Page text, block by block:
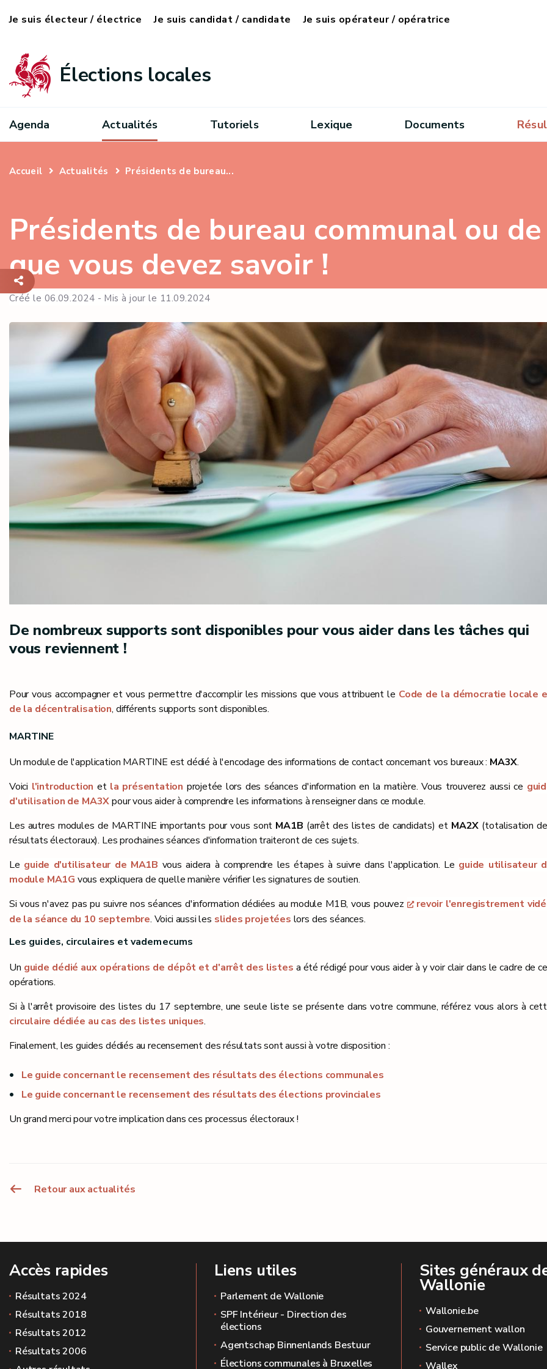
Je suis électeur / électrice Je suis candidat / candidate Je suis opérateur / opératrice
Élections locales
Agenda Actualités Tutoriels Lexique Documents
Accueil Actualités Présidents de bureau...
Présidents de bureau communal ou
que vous devez savoir !
Créé le 06.09.2024 - Mis à jour le 11.09.2024
De nombreux supports sont disponibles pour vous aider dans les tâches qui
vous reviennent !
Pour vous accompagner et vous permettre d'accomplir les missions que vous attribuent le Code de la démocratie locale
de la décentralisation, différents supports sont disponibles.
MARTINE
Un module de l'application MARTINE est dédié à l'encodage des informations de contact concernant vos bureaux : MA3X.
Voici l'introduction et la présentation projetée lors des séances d'information en la matière. Vous trouverez aussi ce
d'utilisation de MA3Xpour vous aider à comprendre les informations à renseigner dans ce module.
Les autres modules de MARTINE importants pour vous sont MA1B (arrêt des listes de candidats) et MA2X (totalisation
résultats électoraux). Les prochaines séances d'information traiteront de ces sujets.
Le guide d'utilisateur de MA1B vous aidera à comprendre les étapes à suivre dans l'application. Le guide utilisateur
module MA1G vous expliquera de quelle manière vérifier les signatures de soutien.
Si vous n'avez pas pu suivre nos séances d'information dédiées au module M1B, vous pouvez
revoir l'enregistrement
de la séance du 10 septembre. Voici aussi les slides projetées lors des séances.
Les guides, circulaires et vademecums
Un guide dédié aux opérations de dépôt et d'arrêt des listes a été rédigé pour vous aider à y voir clair dans le cadre de
opérations.
Si à l'arrêt provisoire des listes du 17 septembre, une seule liste se présente dans votre commune, référez vous alors à
circulaire dédiée au cas des listes uniques.
Finalement, les guides dédiés au recensement des résultats sont aussi à votre disposition :
Le guide concernant le recensement des résultats des élections communales
Le guide concernant le recensement des résultats des élections provinciales
Un grand merci pour votre implication dans ces processus électoraux !
Retour aux actualités
Accès rapides
Résultats 2024
Résultats 2018
Résultats 2012
Résultats 2006
Liens utiles
Parlement de Wallonie
SPF Intérieur - Direction des
élections
Agentschap Binnenlands Bestuur
Élections communales à Bruxelles
Sites généraux
Wallonie
Wallonie.be
Gouvernement wallon
Service public de Wallonie
Wallex